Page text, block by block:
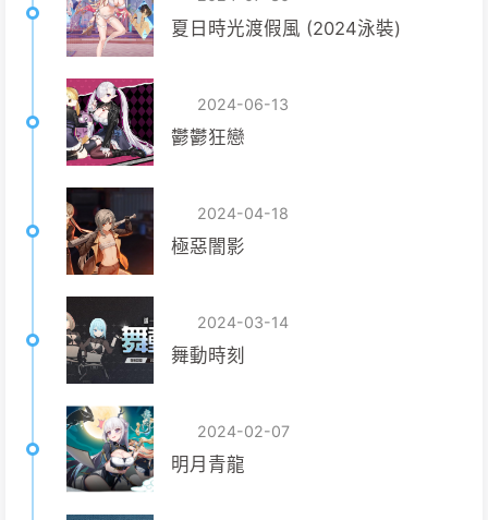
夏日時光渡假風 (2024泳裝)
2024-06-13
鬱鬱狂戀
2024-04-18
極惡闇影
2024-03-14
舞動時刻
2024-02-07
明月青龍